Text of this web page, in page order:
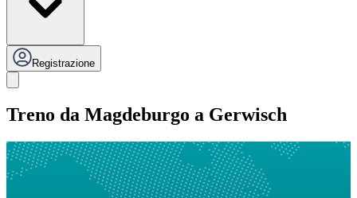
Registrazione
Treno da Magdeburgo a Gerwisch